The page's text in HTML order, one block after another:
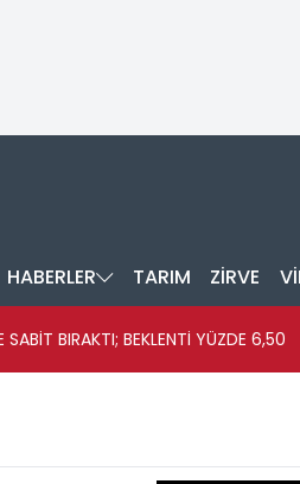
HABERLER TARIM ZİRVE
BIRAKTI; BEKLENTİ YÜZDE 6,50